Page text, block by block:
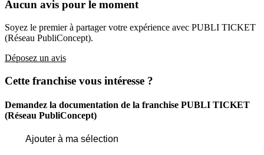
Aucun avis pour le moment
Soyez le premier à partager votre expérience avec PUBLI TICKET
(Réseau PubliConcept).
Déposez un avis
Cette franchise vous intéresse ?
Demandez la documentation de la franchise PUBLI TICKET
(Réseau PubliConcept)
Ajouter à ma sélection